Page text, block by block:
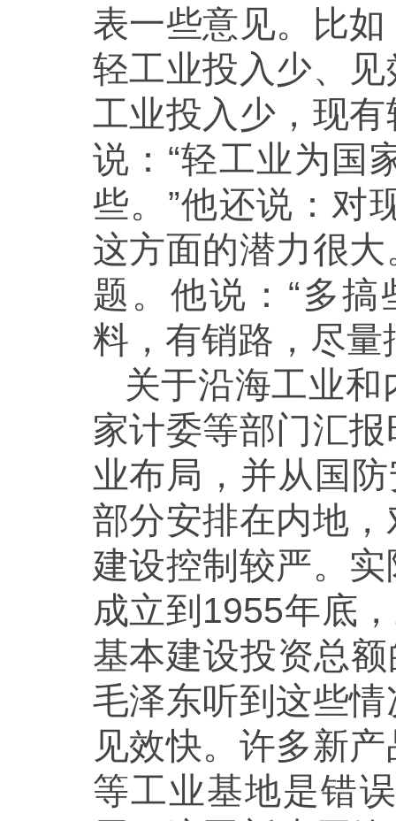
表一些意见。比
轻工业投入少、
工业投入少，现
说：“轻工业为国
些。”他还说：对
这方面的潜力很
题。他说：“多
料，有销路，尽量
关于沿海工业
家计委等部门汇
业布局，并从国
部分安排在内地
建设控制较严。
成立到1955年底
基本建设投资总
毛泽东听到这些
见效快。许多新
等工业基地是错